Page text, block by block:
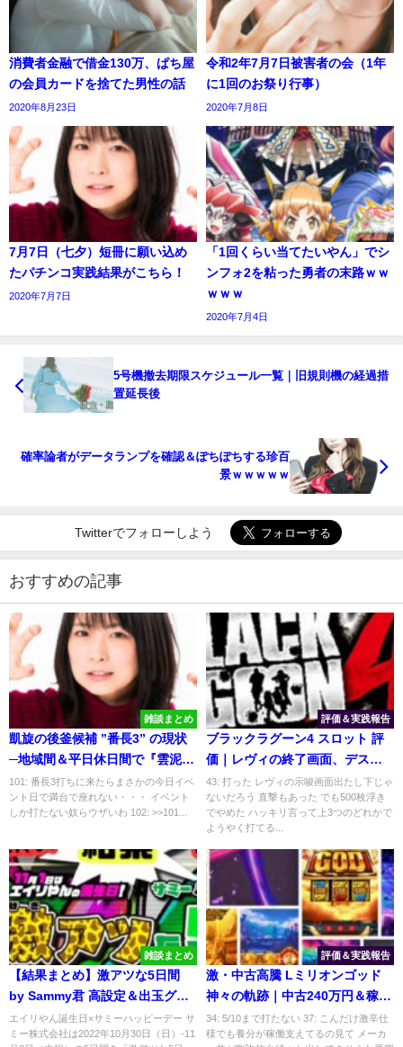
消費者金融で借金130万、ぱち屋
の会員カードを捨てた男性の話
2020年8月23日
令和2年7月7日被害者の会（1年
に1回のお祭り行事）
2020年7月8日
7月7日（七夕）短冊に願い込め
たパチンコ実践結果がこちら！
2020年7月7日
「1回くらい当てたいやん」でシ
ンフォ2を粘った勇者の末路ｗｗ
ｗｗｗ
2020年7月4日
5号機撤去期限スケジュール一覧｜旧規則機の経過措
置延長後
確率論者がデータランプを確認＆ぽちぽちする珍百
景ｗｗｗｗｗ
Twitterでフォローしよう
おすすめの記事
雑談まとめ
凱旋の後釜候補 ”番長3” の現状
─地域間＆平日休日間で『雲泥の
差』
101: 番長3打ちに来たらまさかの今日イベ
ント日で満台で座れない・・・ イベント
しか打たない奴らウザいわ 102: >>101...
評価＆実践報告
ブラックラグーン4 スロット 評
価｜レヴィの終了画面、デスペ
ラードバトルのデキレ感
43: 打った レヴィの示唆画面出たし下じゃ
ないだろう 直撃もあった でも500枚浮き
でやめた ハッキリ言って上3つのどれかで
ようやく打てる...
雑談まとめ
【結果まとめ】激アツな5日間
by Sammy君 高設定＆出玉グラ
フ報告一覧｜10月30日→11月3
日（エイリやん誕生日＆ハッピ
エイリやん誕生日×サミーハッピーデー サ
ミー株式会社は2022年10月30日（日）-11
評価＆実践報告
激・中古高騰 Lミリオンゴッド
神々の軌跡｜中古240万円＆稼働
8000G弱、GW中に機械代回収、
狂ったようにお金入れてるおじ
34: 5/10まで打たない 37: こんだけ激辛仕
様でも養分が稼働支えてるの見て メーカ